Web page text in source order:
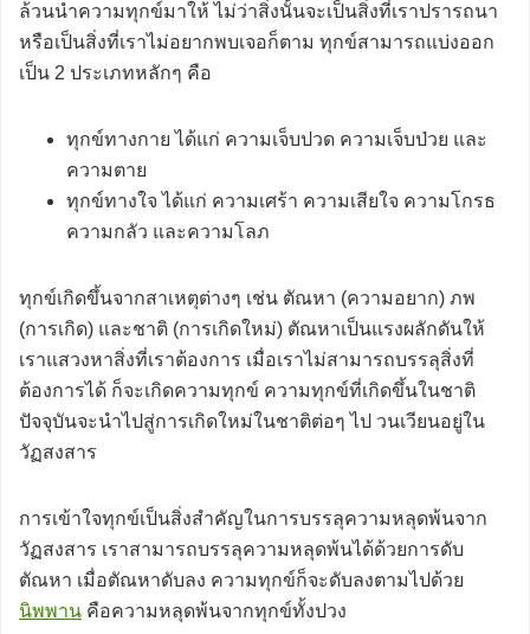
ล้วนนำความทุกข์มาให้ ไม่ว่าสิ่งนั้นจะเป็นสิ่งที่เราปรารถนา
หรือเป็นสิ่งที่เราไม่อยากพบเจอก็ตาม ทุกข์สามารถแบ่งออก
เป็น 2 ประเภทหลักๆ คือ
ทุกข์ทางกาย ได้แก่ ความเจ็บปวด ความเจ็บป่วย และ
ความตาย
ทุกข์ทางใจ ได้แก่ ความเศร้า ความเสียใจ ความโกรธ
ความกลัว และความโลภ
ทุกข์เกิดขึ้นจากสาเหตุต่างๆ เช่น ตัณหา (ความอยาก) ภพ
(การเกิด) และชาติ (การเกิดใหม่) ตัณหาเป็นแรงผลักดันให้
เราแสวงหาสิ่งที่เราต้องการ เมื่อเราไม่สามารถบรรลุสิ่งที่
ต้องการได้ ก็จะเกิดความทุกข์ ความทุกข์ที่เกิดขึ้นในชาติ
ปัจจุบันจะนำไปสู่การเกิดใหม่ในชาติต่อๆ ไป วนเวียนอยู่ใน
วัฏสงสาร
การเข้าใจทุกข์เป็นสิ่งสำคัญในการบรรลุความหลุดพ้นจาก
วัฏสงสาร เราสามารถบรรลุความหลุดพ้นได้ด้วยการดับ
ตัณหา เมื่อตัณหาดับลง ความทุกข์ก็จะดับลงตามไปด้วย
นิพพาน คือความหลุดพ้นจากทุกข์ทั้งปวง